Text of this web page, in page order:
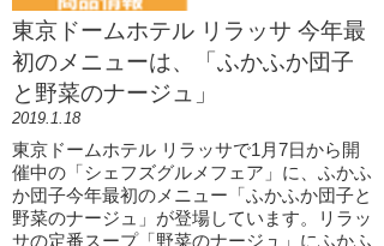
東京ドームホテル リラッサ 今年最
初のメニューは、「ふかふか団子
と野菜のナージュ」
2019.1.18
東京ドームホテル リラッサで1月7日から開
催中の「シェフズグルメフェア」に、ふかふ
か団子今年最初のメニュー「ふかふか団子と
野菜のナージュ」が登場しています。リラッ
サの定番スープ「野菜のナージュ」にふかふ